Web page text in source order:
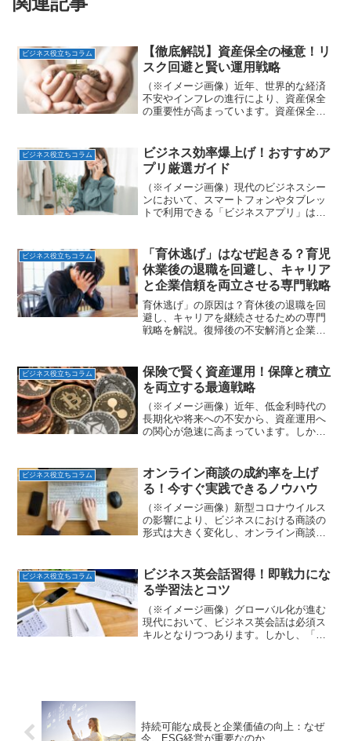
ビジネス役立ちコラム
【徹底解説】資産保全の極意！リ
スク回避と賢い運用戦略
（※イメージ画像）近年、世界的な経済
不安やインフレの進行により、資産保全
の重要性が高まっています。資産保全と
加させるための戦略です。しかし、資産
保全と一口に言っても、そ...
ビジネス役立ちコラム
ビジネス効率爆上げ！おすすめア
プリ厳選ガイド
（※イメージ画像）現代のビジネスシー
ンにおいて、スマートフォンやタブレッ
トで利用できる「ビジネスアプリ」は、
プリを選べばいいかわからない」という
方も多いのではないでしょ...
ビジネス役立ちコラム
「育休逃げ」はなぜ起きる？育児
休業後の退職を回避し、キャリア
と企業信頼を両立させる専門戦略
育休逃げ」の原因は？育休後の退職を回
避し、キャリアを継続させるための専門
戦略を解説。復帰後の不安解消と企業信
ビジネス役立ちコラム
保険で賢く資産運用！保障と積立
を両立する最適戦略
（※イメージ画像）近年、低金利時代の
長期化や将来への不安から、資産運用へ
の関心が急速に高まっています。しか
ん。そこで注目されているのが、保険を
活用した資産運用です。保険は...
ビジネス役立ちコラム
オンライン商談の成約率を上げ
る！今すぐ実践できるノウハウ
（※イメージ画像）新型コロナウイルス
の影響により、ビジネスにおける商談の
形式は大きく変化し、オンライン商談が
か成約に繋がらない」「相手の反応が掴
みにくい」と感じている方...
ビジネス役立ちコラム
ビジネス英会話習得！即戦力にな
る学習法とコツ
（※イメージ画像）グローバル化が進む
現代において、ビジネス英会話は必須ス
キルとなりつつあります。しかし、「英
持続可能な成長と企業価値の向上：なぜ
今、ESG経営が重要なのか